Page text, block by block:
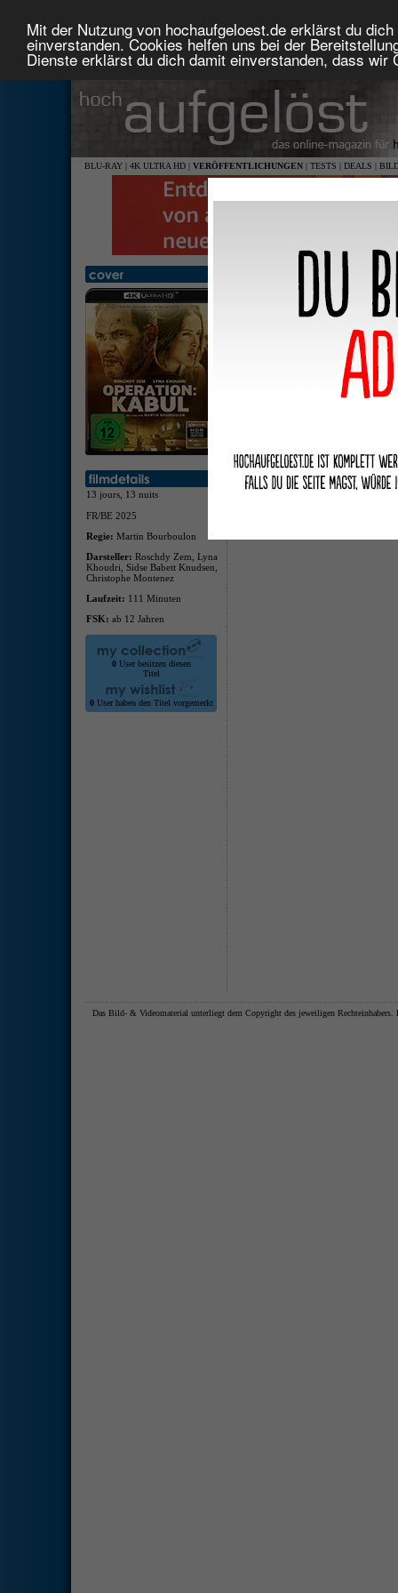
Mit der Nutzung von hochaufgeloest.de erklärst du
einverstanden. Cookies helfen uns bei der
Dienste erklärst du dich damit einverstanden, dass
BLU-RAY | 4K ULTRA HD | VERÖFFENTLICHUNGEN | TESTS | DEALS |
13 jours, 13 nuits
FR/BE 2025
Regie: Martin Bourboulon
Darsteller: Roschdy Zem, Lyna
Khoudri, Sidse Babett Knudsen,
Christophe Montenez
Laufzeit: 111 Minuten
FSK: ab 12 Jahren
0User besitzen diesen
Titel
0User haben den Titel vorgemerkt
Operation: Kabul (4K Ultra
Das Bild- & Videomaterial unterliegt dem Copyright des jeweiligen